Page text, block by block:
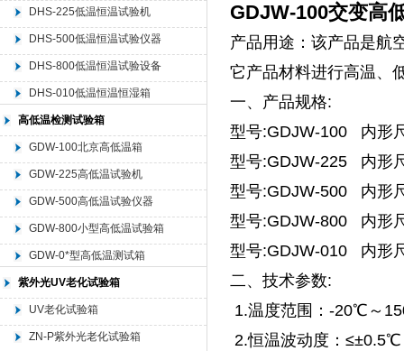
DHS-225低温恒温试验机
DHS-500低温恒温试验仪器
DHS-800低温恒温试验设备
DHS-010低温恒温恒湿箱
高低温检测试验箱
GDW-100北京高低温箱
GDW-225高低温试验机
GDW-500高低温试验仪器
GDW-800小型高低温试验箱
GDW-0*型高低温测试箱
紫外光UV老化试验箱
UV老化试验箱
ZN-P紫外光老化试验箱
GDJW-100交变高
产品用途：该产品是航
它产品材料进行高温、
一、产品规格:
型号:GDJW-100 内形
型号:GDJW-225 内形
型号:GDJW-500 内形
型号:GDJW-800 内形
型号:GDJW-010 内形
二、技术参数:
1.温度范围：-20℃～
2.恒温波动度：≤±0.5℃